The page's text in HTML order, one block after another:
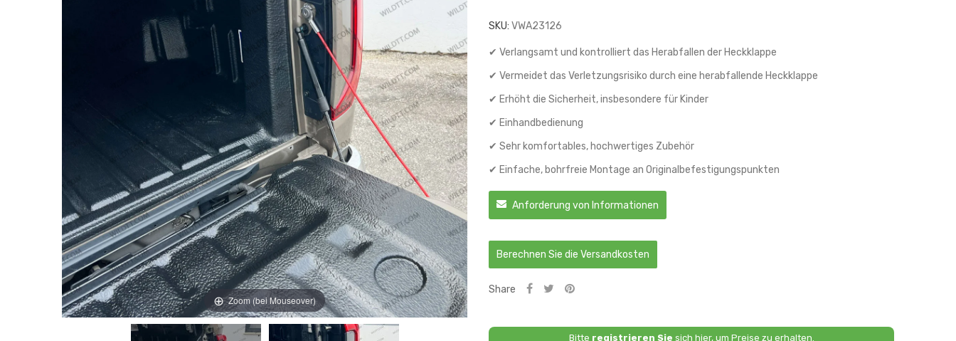
Zoom (bei Mouseover)
SKU: VWA23126
✔ Verlangsamt und kontrolliert das Herabfallen der Heckklappe
✔ Vermeidet das Verletzungsrisiko durch eine herabfallende Heckklappe
✔ Erhöht die Sicherheit, insbesondere für Kinder
✔ Einhandbedienung
✔ Sehr komfortables, hochwertiges Zubehör
✔ Einfache, bohrfreie Montage an Originalbefestigungspunkten
Anforderung von Informationen
Berechnen Sie die Versandkosten
Share
Bitte registrieren Sie sich hier, um Preise zu erhalten.